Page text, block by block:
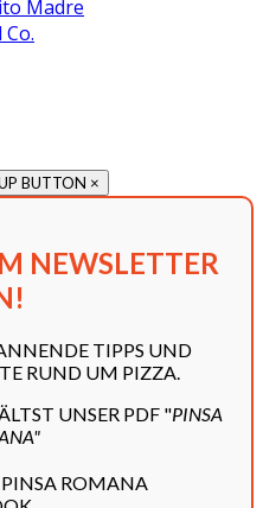
Madre
×
NEWSLETTER
TIPPS UND
RUND UM PIZZA.
UNSER PDF "PINSA